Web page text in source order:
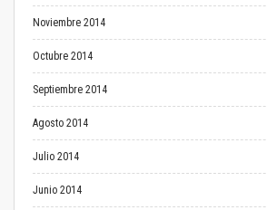
Noviembre 2014
Octubre 2014
Septiembre 2014
Agosto 2014
Julio 2014
Junio 2014